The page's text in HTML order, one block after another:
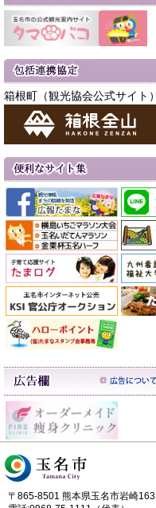
箱根町（観光協会公式サイト）
〒865-8501 熊本県玉名市岩崎163